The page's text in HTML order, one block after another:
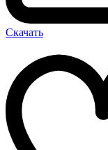
Скачать